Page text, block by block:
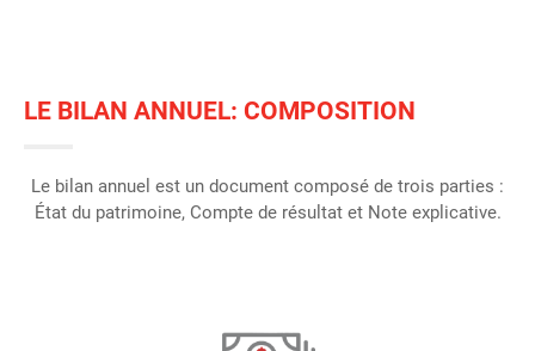
LE BILAN ANNUEL: COMPOSITION
Le bilan annuel est un document composé de trois parties :
État du patrimoine, Compte de résultat et Note explicative.